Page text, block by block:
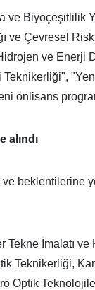
ve Biyoçeşitlilik
ve Çevresel
ve Enerji
Teknikerliği",
önlisans
alındı
beklentilerine
Tekne İmalatı
Teknikerliği,
Optik